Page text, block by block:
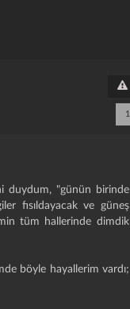
1
duydum, "günün birinde
fısıldayacak ve güneş
tüm hallerinde dimdik
böyle hayallerim vardı;